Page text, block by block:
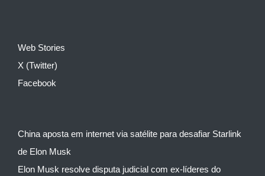
Web Stories
X (Twitter)
Facebook
China aposta em internet via satélite para desafiar Starlink
de Elon Musk
Elon Musk resolve disputa judicial com ex-líderes do